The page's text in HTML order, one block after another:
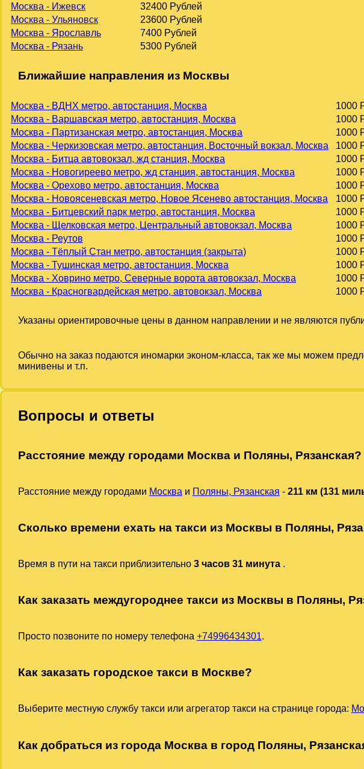
Москва - Ижевск
32400 Рублей
Москва - Ульяновск
23600 Рублей
Москва - Ярославль
7400 Рублей
Москва - Рязань
5300 Рублей
Ближайшие направления из Москвы
Москва - ВДНХ метро, автостанция, Москва
1000
Москва - Варшавская метро, автостанция, Москва
1000
Москва - Партизанская метро, автостанция, Москва
1000
Москва - Черкизовская метро, автостанция, Восточный вокзал, Москва
1000
Москва - Битца автовокзал, жд станция, Москва
1000
Москва - Новогиреево метро, жд станция, автостанция, Москва
1000
Москва - Орехово метро, автостанция, Москва
1000
Москва - Новоясеневская метро, Новое Ясенево автостанция, Москва
1000
Москва - Битцевский парк метро, автостанция, Москва
1000
Москва - Щелковская метро, Центральный автовокзал, Москва
1000
Москва - Реутов
1000
Москва - Тёплый Стан метро, автостанция (закрыта)
1000
Москва - Тушинская метро, автостанция, Москва
1000
Москва - Ховрино метро, Северные ворота автовокзал, Москва
1000
Москва - Красногвардейская метро, автовокзал, Москва
1000
Указаны ориентировочные цены в данном направлении и не являются
Обычно на заказ подаются иномарки эконом-класса, так же мы можем
минивены и т.п.
Вопросы и ответы
Расстояние между городами Москва и Поляны, Рязанская?
Расстояние между городами Москва и Поляны, Рязанская - 211 км (131
Сколько времени ехать на такси из Москвы в Поляны,
Время в пути на такси приблизительно 3 часов 31 минута .
Как заказать междугороднее такси из Москвы в Поляны,
Просто позвоните по номеру телефона +74996434301.
Как заказать городское такси в Москве?
Выберите местную службу такси или агрегатор такси на странице города:
Как добраться из города Москва в город Поляны,